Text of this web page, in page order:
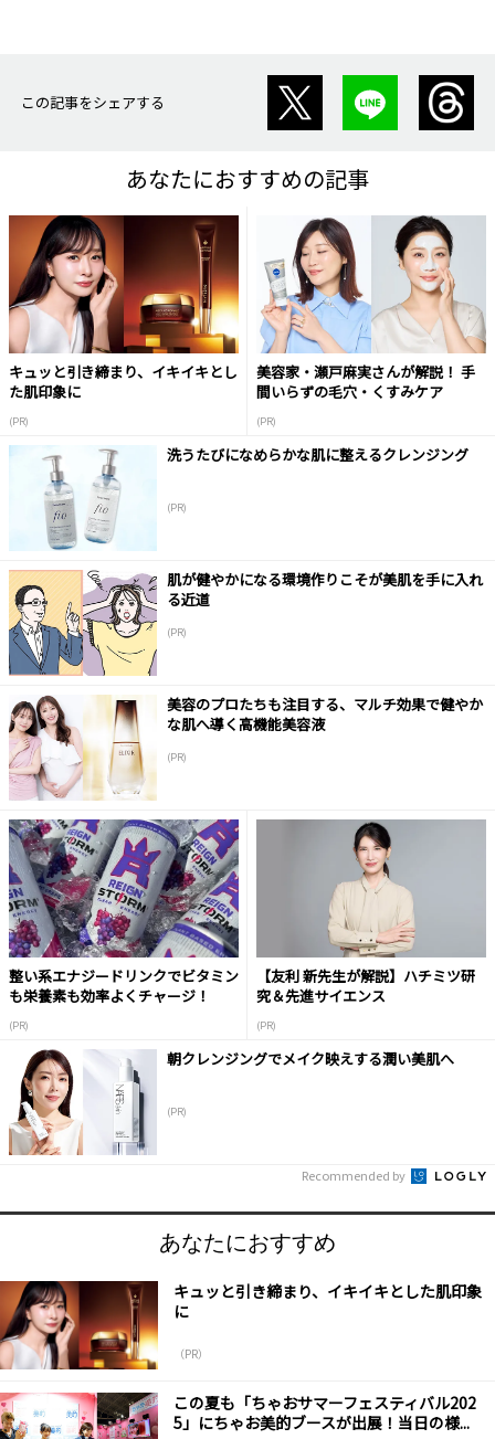
この記事をシェアする
あなたにおすすめの記事
キュッと引き締まり、イキイキとし
た肌印象に
(PR)
美容家・瀬戸麻実さんが解説！ 手
間いらずの毛穴・くすみケア
(PR)
洗うたびになめらかな肌に整えるクレンジング
(PR)
肌が健やかになる環境作りこそが美肌を手に入れ
る近道
(PR)
美容のプロたちも注目する、マルチ効果で健やか
な肌へ導く高機能美容液
(PR)
整い系エナジードリンクでビタミン
も栄養素も効率よくチャージ！
(PR)
【友利 新先生が解説】ハチミツ研
究＆先進サイエンス
(PR)
朝クレンジングでメイク映えする潤い美肌へ
(PR)
Recommended by
あなたにおすすめ
キュッと引き締まり、イキイキとした肌印象
に
（PR）
この夏も「ちゃおサマーフェスティバル202
5」にちゃお美的ブースが出展！当日の様...